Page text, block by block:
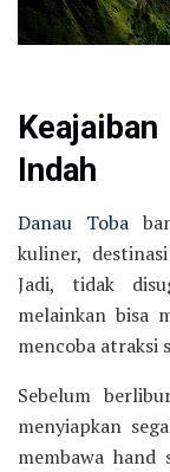
Indah
Danau Toba
kuliner,
Jadi, tidak
melainkan bisa
mencoba atraksi
Sebelum
menyiapkan
membawa